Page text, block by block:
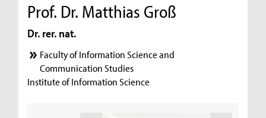
Prof. Dr. Matthias Groß
Dr. rer. nat.
Faculty of Information Science and
Communication Studies
Institute of Information Science